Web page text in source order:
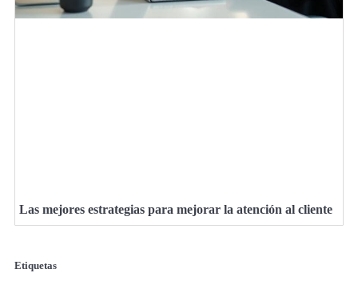
Las mejores estrategias para mejorar la atención al cliente
Etiquetas